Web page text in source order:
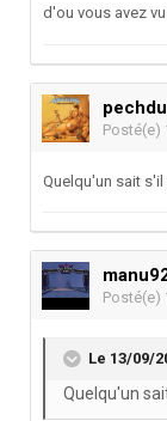
d'ou vous avez
Posté(e)
Quelqu'un sait s'il
Posté(e)
Le 13/09/
Quelqu'un